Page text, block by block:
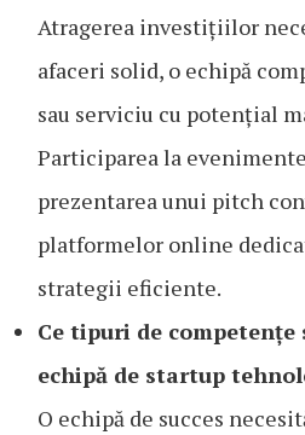
Atragerea investițiilor
afaceri solid, o echipă
sau serviciu cu potențial
Participarea la
prezentarea unui pitch
platformelor online
strategii eficiente.
Ce tipuri de
echipă de startup
O echipă de succes